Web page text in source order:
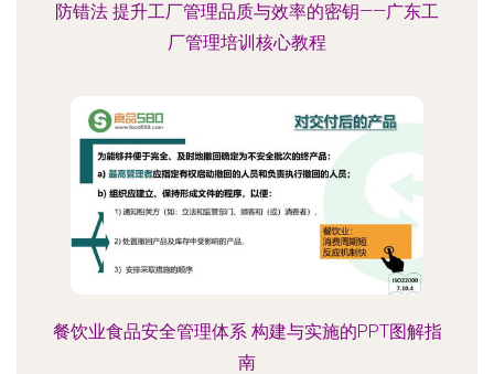
防错法 提升工厂管理品质与效率的密钥——广东工
厂管理培训核心教程
餐饮业食品安全管理体系 构建与实施的PPT图解指
南